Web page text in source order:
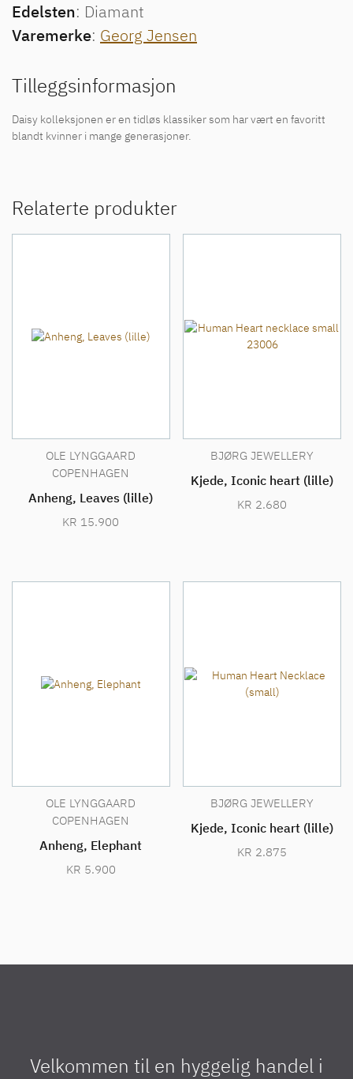
Edelsten: Diamant
Varemerke: Georg Jensen
Tilleggsinformasjon
Daisy kolleksjonen er en tidløs klassiker som har vært en favoritt
blandt kvinner i mange generasjoner.
Relaterte produkter
OLE LYNGGAARD
COPENHAGEN
Anheng, Leaves (lille)
KR 15.900
BJØRG JEWELLERY
Kjede, Iconic heart (lille)
KR 2.680
OLE LYNGGAARD
COPENHAGEN
Anheng, Elephant
KR 5.900
BJØRG JEWELLERY
Kjede, Iconic heart (lille)
KR 2.875
Velkommen til en hyggelig handel i